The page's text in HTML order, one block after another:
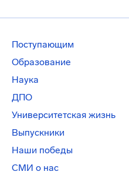
Поступающим
Образование
Наука
ДПО
Университетская жизнь
Выпускники
Наши победы
СМИ о нас